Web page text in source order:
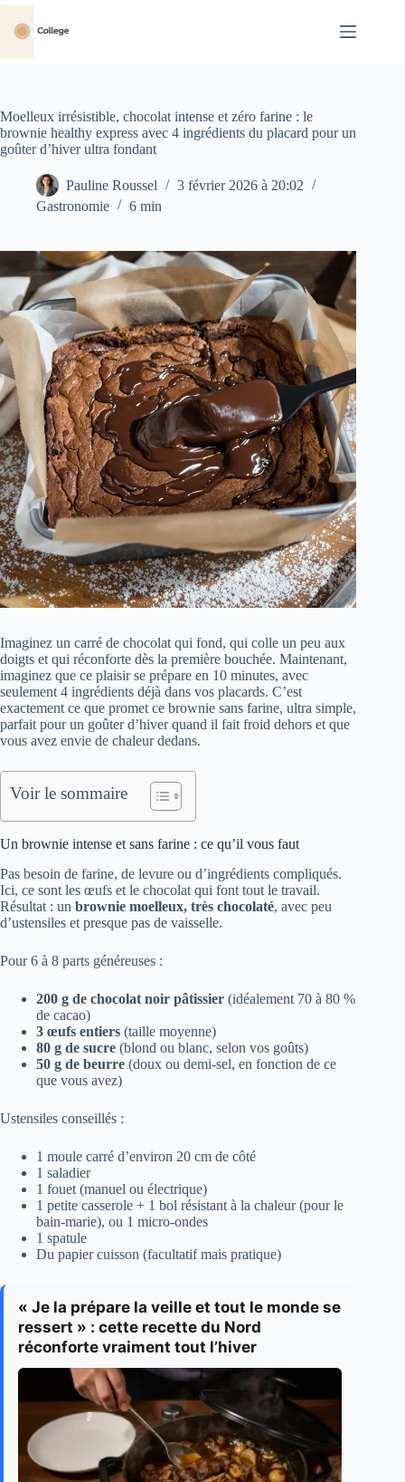
Passer
contenu
Moelleux irrésistible, chocolat intense et zéro farine : le
brownie healthy express avec 4 ingrédients du placard pour un
goûter d’hiver ultra fondant
Pauline Roussel
3 février 2026 à 20:02
Gastronomie
6 min
Imaginez un carré de chocolat qui fond, qui colle un peu aux
doigts et qui réconforte dès la première bouchée. Maintenant,
imaginez que ce plaisir se prépare en 10 minutes, avec
seulement 4 ingrédients déjà dans vos placards. C’est
exactement ce que promet ce brownie sans farine, ultra simple,
parfait pour un goûter d’hiver quand il fait froid dehors et que
vous avez envie de chaleur dedans.
Voir le sommaire
Un brownie intense et sans farine : ce qu’il vous faut
Pas besoin de farine, de levure ou d’ingrédients compliqués.
Ici, ce sont les œufs et le chocolat qui font tout le travail.
Résultat : un brownie moelleux, très chocolaté, avec peu
d’ustensiles et presque pas de vaisselle.
Pour 6 à 8 parts généreuses :
200 g de chocolat noir pâtissier (idéalement 70 à 80 %
de cacao)
3 œufs entiers (taille moyenne)
80 g de sucre (blond ou blanc, selon vos goûts)
50 g de beurre (doux ou demi-sel, en fonction de ce
que vous avez)
Ustensiles conseillés :
1 moule carré d’environ 20 cm de côté
1 saladier
1 fouet (manuel ou électrique)
1 petite casserole + 1 bol résistant à la chaleur (pour le
bain-marie), ou 1 micro-ondes
1 spatule
Du papier cuisson (facultatif mais pratique)
« Je la prépare la veille et tout le monde se
ressert » : cette recette du Nord
réconforte vraiment tout l’hiver